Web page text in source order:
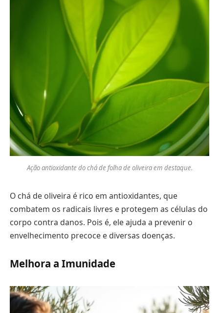
Ação antioxidante do chá de folha de oliveira em destaque.
O chá de oliveira é rico em antioxidantes, que
combatem os radicais livres e protegem as células do
corpo contra danos. Pois é, ele ajuda a prevenir o
envelhecimento precoce e diversas doenças.
Melhora a Imunidade